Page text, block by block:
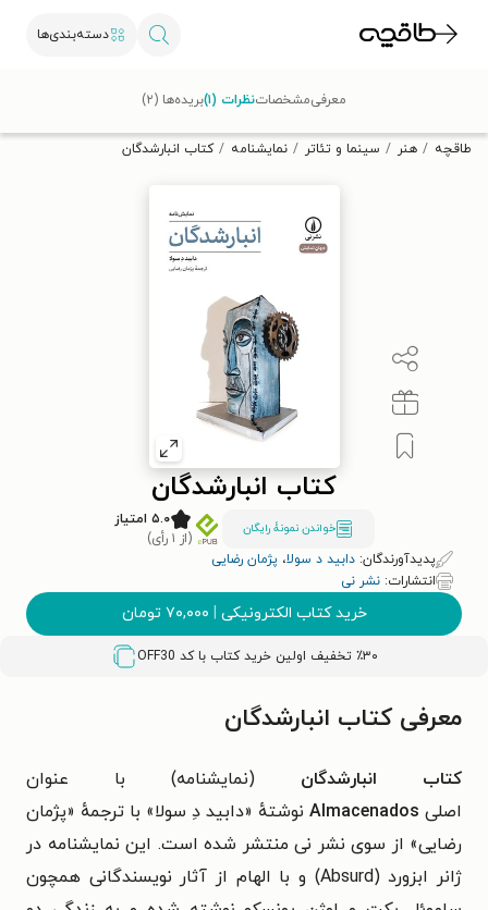
دسته‌بندی‌ها
تخفیف از طاقچه دریافت کن.
طاقچه هنر سینما و تئاتر نمایشنامه کتاب انبارشدگان
کتاب انبارشدگان
خواندن نمونۀ رایگان
۵.۰ امتیاز
(از ۱ رأی)
پدیدآورندگان: دابید د سولا، پژمان رضایی
انتشارات: نشر نی
خرید کتاب الکترونیکی | ۷۰,۰۰۰ تومان
٪۳۰ تخفیف اولین خرید کتاب با کد OFF30
معرفیمشخصاتنظرات (۱) بریده‌ها (۲)
معرفی کتاب انبارشدگان
کتاب انبارشدگان (نمایشنامه) با عنوان
اصلی Almacenados نوشتهٔ «دابید دِ سولا» با ترجمهٔ «پژمان
رضایی» از سوی نشر نی منتشر شده است. این نمایشنامه در
ژانر ابزورد (Absurd) و با الهام از آثار نویسندگانی همچون